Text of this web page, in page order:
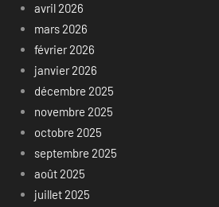
avril 2026
mars 2026
février 2026
janvier 2026
décembre 2025
novembre 2025
octobre 2025
septembre 2025
août 2025
juillet 2025